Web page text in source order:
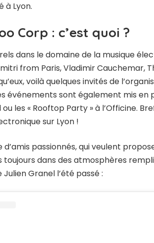
à Lyon.
Corp : c’est quoi ?
dans le domaine de la musique
from Paris, Vladimir Cauchemar,
voilà quelques invités de
événements sont également mis en
ou les « Rooftop Party » à l’Officine.
sur Lyon !
d’amis passionnés, qui veulent
dans des atmosphères
Granel l’été passé :